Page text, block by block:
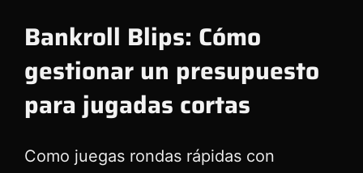
Bankroll Blips: Cómo
gestionar un presupuesto
para jugadas cortas
Como juegas rondas rápidas con